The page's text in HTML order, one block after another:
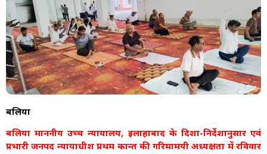
बलिया
बलिया माननीय उच्च न्यायालय, इलाहाबाद के दिशा-निर्देशानुसार एवं
प्रभारी जनपद न्यायाधीश प्रथम कान्त की गरिमामयी अध्यक्षता में रविवार